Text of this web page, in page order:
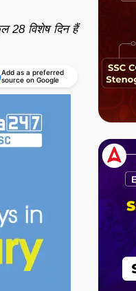
28 विशेष दिन हैं
Add as a preferred
source on Google